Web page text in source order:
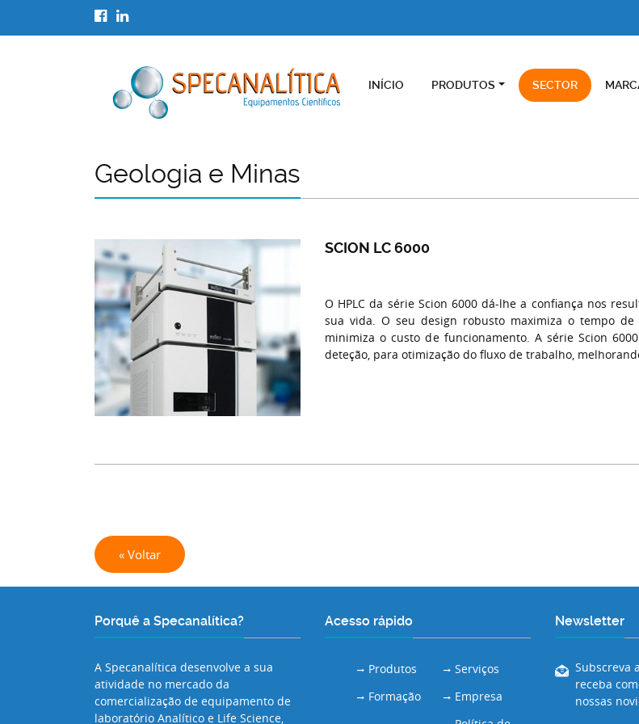
INÍCIO PRODUTOS SECTOR
Geologia e Minas
SCION LC 6000
O HPLC da série Scion 6000 dá-lhe a confiança nos
sua vida. O seu design robusto maximiza o tempo
minimiza o custo de funcionamento. A série Scion
deteção, para otimização do fluxo de trabalho,
« Voltar
Porquê a Specanalítica?
A Specanalítica desenvolve a sua
atividade no mercado da
comercialização de equipamento de
laboratório Analítico e Life Science,
Acesso rápido
Produtos
Serviços
Formação
Empresa
Newsletter
Subscreva
receba
nossas